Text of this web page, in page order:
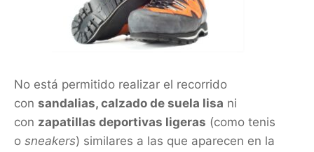
No está permitido realizar el recorrido
con sandalias, calzado de suela lisa ni
con zapatillas deportivas ligeras (como tenis
o sneakers) similares a las que aparecen en la